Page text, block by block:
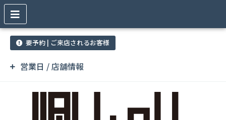
営業日 / 店舗情報
要予約 | ご来店されるお客様